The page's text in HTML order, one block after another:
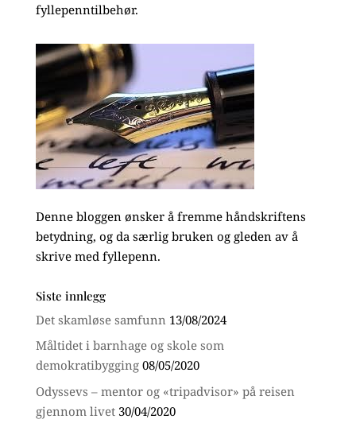
fyllepenntilbehør.
Denne bloggen ønsker å fremme håndskriftens
betydning, og da særlig bruken og gleden av å
skrive med fyllepenn.
Siste innlegg
Det skamløse samfunn 13/08/2024
Måltidet i barnhage og skole som
demokratibygging 08/05/2020
Odyssevs – mentor og «tripadvisor» på reisen
gjennom livet 30/04/2020